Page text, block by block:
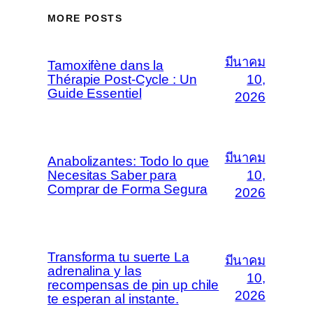
MORE POSTS
Tamoxifène dans la
Thérapie Post-Cycle : Un
Guide Essentiel
มีนาคม
10,
2026
Anabolizantes: Todo lo que
Necesitas Saber para
Comprar de Forma Segura
มีนาคม
10,
2026
Transforma tu suerte La
adrenalina y las
recompensas de pin up chile
te esperan al instante.
มีนาคม
10,
2026